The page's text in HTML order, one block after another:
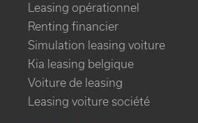
Leasing opérationnel
Renting financier
Simulation leasing voiture
Kia leasing belgique
Voiture de leasing
Leasing voiture société